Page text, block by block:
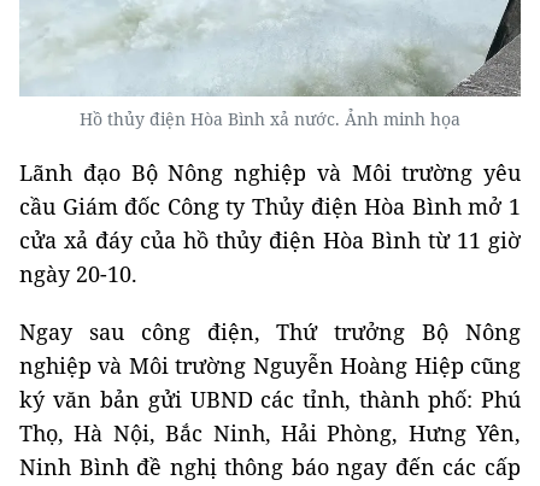
Hồ thủy điện Hòa Bình xả nước. Ảnh minh họa
Lãnh đạo Bộ Nông nghiệp và Môi trường yêu
cầu Giám đốc Công ty Thủy điện Hòa Bình mở 1
cửa xả đáy của hồ thủy điện Hòa Bình từ 11 giờ
ngày 20-10.
Ngay sau công điện, Thứ trưởng Bộ Nông
nghiệp và Môi trường Nguyễn Hoàng Hiệp cũng
ký văn bản gửi UBND các tỉnh, thành phố: Phú
Thọ, Hà Nội, Bắc Ninh, Hải Phòng, Hưng Yên,
Ninh Bình đề nghị thông báo ngay đến các cấp